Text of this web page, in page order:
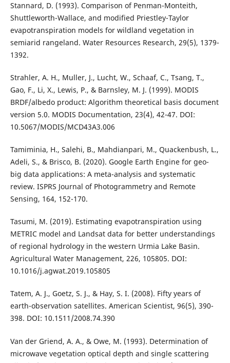
Stannard, D. (1993). Comparison of Penman-Monteith,
Shuttleworth-Wallace, and modified Priestley-Taylor
evapotranspiration models for wildland vegetation in
semiarid rangeland. Water Resources Research, 29(5), 1379-
1392.
Strahler, A. H., Muller, J., Lucht, W., Schaaf, C., Tsang, T.,
Gao, F., Li, X., Lewis, P., & Barnsley, M. J. (1999). MODIS
BRDF/albedo product: Algorithm theoretical basis document
version 5.0. MODIS Documentation, 23(4), 42-47. DOI:
10.5067/MODIS/MCD43A3.006
Tamiminia, H., Salehi, B., Mahdianpari, M., Quackenbush, L.,
Adeli, S., & Brisco, B. (2020). Google Earth Engine for geo-
big data applications: A meta-analysis and systematic
review. ISPRS Journal of Photogrammetry and Remote
Sensing, 164, 152-170.
Tasumi, M. (2019). Estimating evapotranspiration using
METRIC model and Landsat data for better understandings
of regional hydrology in the western Urmia Lake Basin.
Agricultural Water Management, 226, 105805. DOI:
10.1016/j.agwat.2019.105805
Tatem, A. J., Goetz, S. J., & Hay, S. I. (2008). Fifty years of
earth-observation satellites. American Scientist, 96(5), 390-
398. DOI: 10.1511/2008.74.390
Van der Griend, A. A., & Owe, M. (1993). Determination of
microwave vegetation optical depth and single scattering